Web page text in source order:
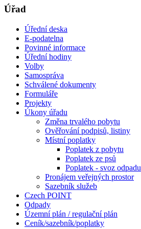
Úřad
Úřední deska
E-podatelna
Povinné informace
Úřední hodiny
Volby
Samospráva
Schválené dokumenty
Formuláře
Projekty
Úkony úřadu
Změna trvalého pobytu
Ověřování podpisů, listiny
Místní poplatky
Poplatek z pobytu
Poplatek ze psů
Poplatek - svoz odpadu
Pronájem veřejných prostor
Sazebník služeb
Czech POINT
Odpady
Územní plán / regulační plán
Ceník/sazebník/poplatky